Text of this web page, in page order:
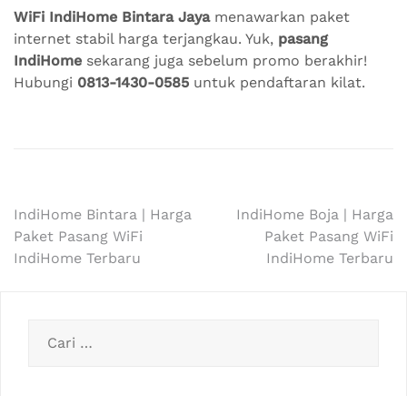
WiFi IndiHome Bintara Jayamenawarkan paket
internet stabil harga terjangkau. Yuk, pasang
IndiHome sekarang juga sebelum promo berakhir!
Hubungi 0813-1430-0585 untuk pendaftaran kilat.
Navigasi
pos
IndiHome Bintara | Harga
Paket Pasang WiFi
IndiHome Terbaru
IndiHome Boja | Harga
Paket Pasang WiFi
IndiHome Terbaru
untuk: